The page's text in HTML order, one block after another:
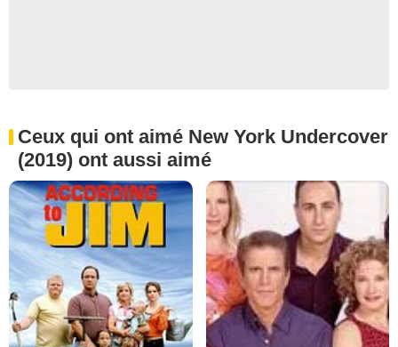
Ceux qui ont aimé New York Undercover
(2019) ont aussi aimé